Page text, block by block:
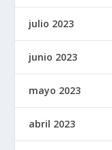
julio 2023
junio 2023
mayo 2023
abril 2023